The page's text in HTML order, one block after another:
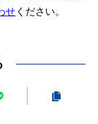
せください。